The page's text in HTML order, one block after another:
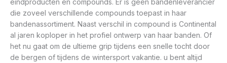
die zoveel verschillende compounds toepast in haar
bandenassortiment. Naast verschil in compound is Continental
al jaren koploper in het profiel ontwerp van haar banden. Of
het nu gaat om de ultieme grip tijdens een snelle tocht door
de bergen of tijdens de wintersport vakantie. u bent altijd